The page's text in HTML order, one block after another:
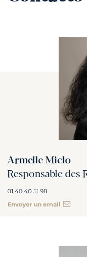
Armelle Miclo
Responsable des
01 40 40 51 98
Envoyer un email